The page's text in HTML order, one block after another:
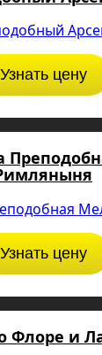
Узнать цену
Узнать цену
Флоре и